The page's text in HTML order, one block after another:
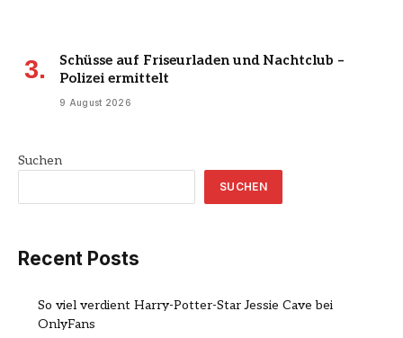
Schüsse auf Friseurladen und Nachtclub –
Polizei ermittelt
9 August 2026
Suchen
SUCHEN
Recent Posts
So viel verdient Harry-Potter-Star Jessie Cave bei
OnlyFans